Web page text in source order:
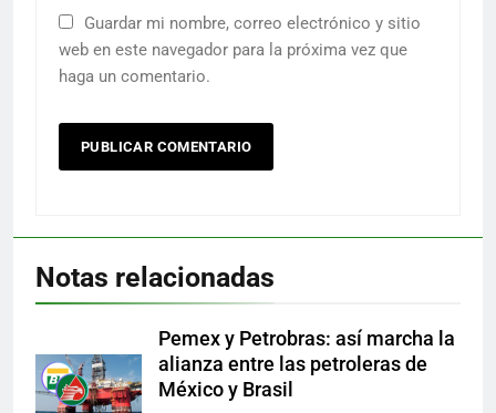
Guardar mi nombre, correo electrónico y sitio
web en este navegador para la próxima vez que
haga un comentario.
Notas relacionadas
Pemex y Petrobras: así marcha la
alianza entre las petroleras de
México y Brasil